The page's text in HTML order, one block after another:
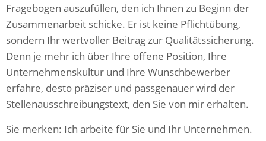
Fragebogen auszufüllen, den ich Ihnen zu Beginn der
Zusammenarbeit schicke. Er ist keine Pflichtübung,
sondern Ihr wertvoller Beitrag zur Qualitätssicherung.
Denn je mehr ich über Ihre offene Position, Ihre
Unternehmenskultur und Ihre Wunschbewerber
erfahre, desto präziser und passgenauer wird der
Stellenausschreibungstext, den Sie von mir erhalten.
Sie merken: Ich arbeite für Sie und Ihr Unternehmen.